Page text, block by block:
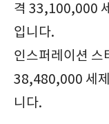
격 33,100,000
입니다.
인스퍼레이션 스
38,480,000 세
니다.